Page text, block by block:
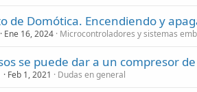
de Domótica. Encendiendo y
Ene 16, 2024 Microcontroladores y sistemas
se puede dar a un compresor
Feb 1, 2021 Dudas en general